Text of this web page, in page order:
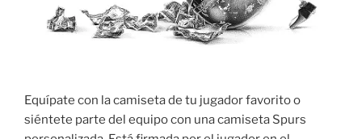
Equípate con la camiseta de tu jugador favorito o
siéntete parte del equipo con una camiseta Spurs